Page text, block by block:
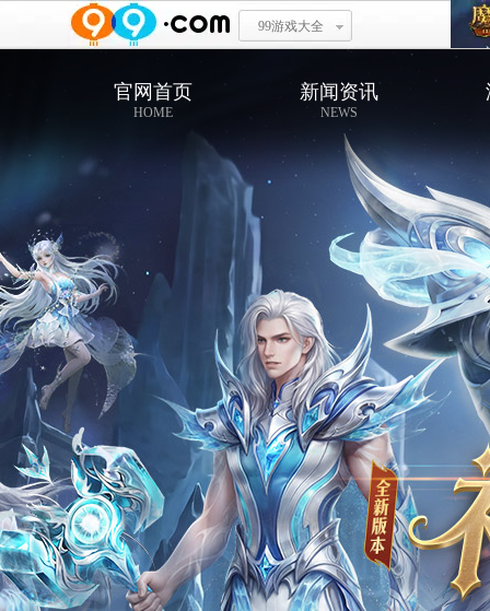
99游戏大全
官网首页
HOME
新闻资讯
NEWS